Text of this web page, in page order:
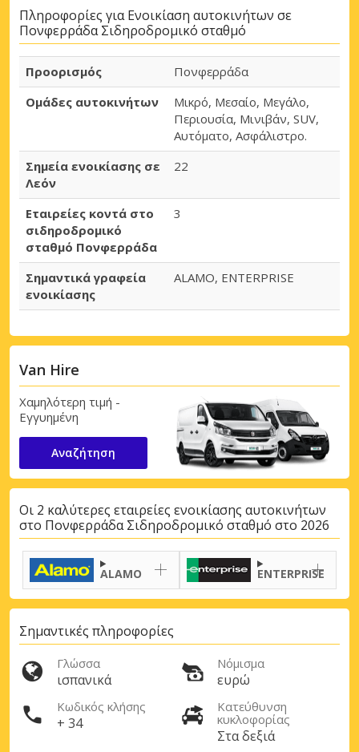
Πληροφορίες για Ενοικίαση αυτοκινήτων σε
Πονφερράδα Σιδηροδρομικό σταθμό
Προορισμός
Πονφερράδα
Ομάδες αυτοκινήτων
Μικρό, Μεσαίο, Μεγάλο,
Περιουσία, Μινιβάν, SUV,
Αυτόματο, Ασφάλιστρο.
Σημεία ενοικίασης σε
Λεόν
22
Εταιρείες κοντά στο
σιδηροδρομικό
σταθμό Πονφερράδα
3
Σημαντικά γραφεία
ενοικίασης
ALAMO, ENTERPRISE
Van Hire
Χαμηλότερη τιμή -
Εγγυημένη
Αναζήτηση
Οι 2 καλύτερες εταιρείες ενοικίασης αυτοκινήτων
στο Πονφερράδα Σιδηροδρομικό σταθμό στο 2026
ALAMO ENTERPRISE
Σημαντικές πληροφορίες
Γλώσσα
ισπανικά
Νόμισμα
ευρώ
Κωδικός κλήσης
+ 34
Κατεύθυνση
κυκλοφορίας
Στα δεξιά